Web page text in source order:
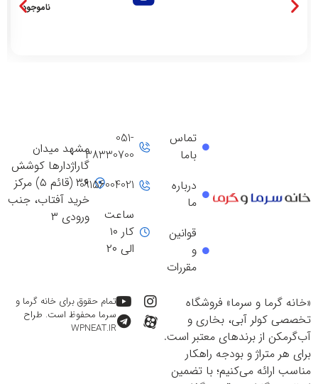
ناموجود
مشهد میدان
گاراژدارها کوشش
۳۶ (قائم ۵) مرکز
خرید آفتاب، جنب
ورودی ۳
051-
38330700
09156004021
ساعت
کار ۱۰
الی ۲۰
تماس
باما
درباره
ما
قوانین
و
مقررات
«خانه گرما و سرما» فروشگاه
تخصصی کولر آبی، بخاری و
آب‌گرمکن از برندهای معتبر است.
برای هر متراژ و بودجه راهکار
مناسب ارائه می‌کنیم؛ با تضمین
تمام حقوق برای خانه گرما و
سرما محفوظ است. طراح
WPNEAT.IR